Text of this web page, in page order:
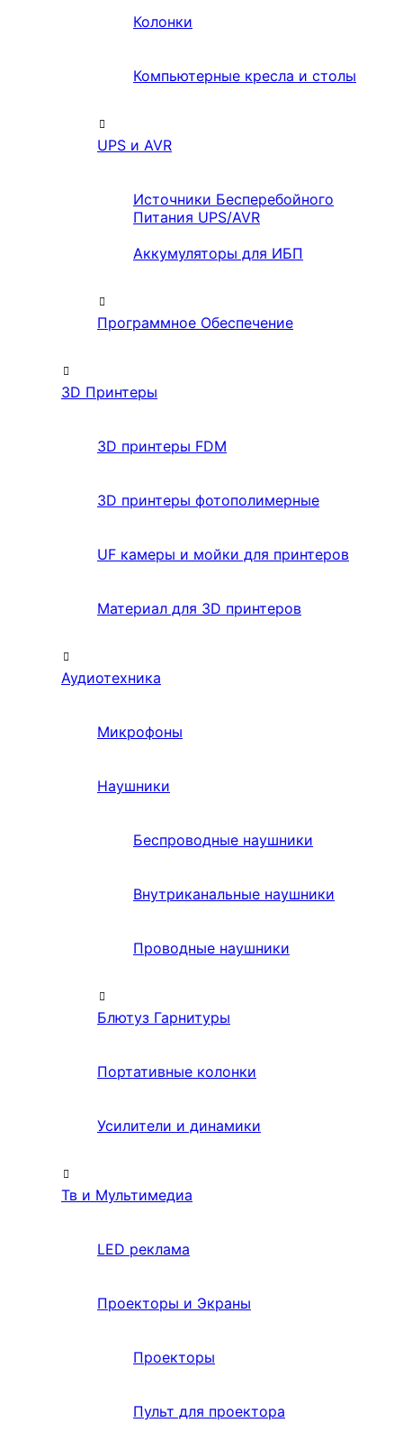
Колонки
Компьютерные кресла и столы
UPS и AVR
Источники Бесперебойного
Питания UPS/AVR
Аккумуляторы для ИБП
Программное Обеспечение
3D Принтеры
3D принтеры FDM
3D принтеры фотополимерные
UF камеры и мойки для принтеров
Материал для 3D принтеров
Аудиотехника
Микрофоны
Наушники
Беспроводные наушники
Внутриканальные наушники
Проводные наушники
Блютуз Гарнитуры
Портативные колонки
Усилители и динамики
Тв и Мультимедиа
LED реклама
Проекторы и Экраны
Проекторы
Пульт для проектора